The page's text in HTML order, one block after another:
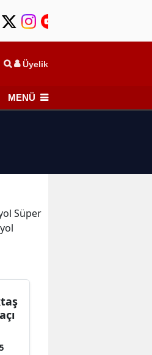
Üyelik
Köşe Yazarları
MENÜ
Süper